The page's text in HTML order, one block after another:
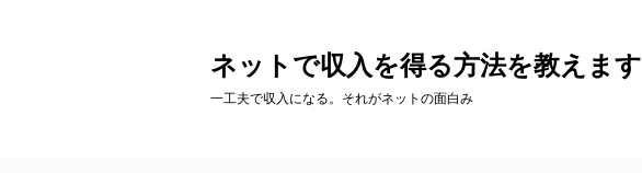
ネットで収入を得る方法を教えます
一工夫で収入になる。それがネットの面白み